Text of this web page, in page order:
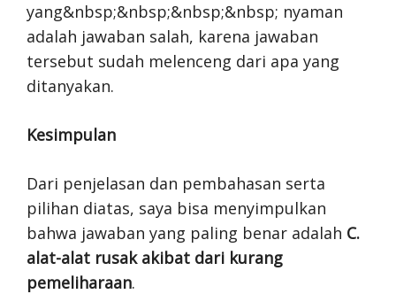
yang&nbsp;&nbsp;&nbsp;&nbsp; nyaman
adalah jawaban salah, karena jawaban
tersebut sudah melenceng dari apa yang
ditanyakan.
Kesimpulan
Dari penjelasan dan pembahasan serta
pilihan diatas, saya bisa menyimpulkan
bahwa jawaban yang paling benar adalah C.
alat-alat rusak akibat dari kurang
pemeliharaan.